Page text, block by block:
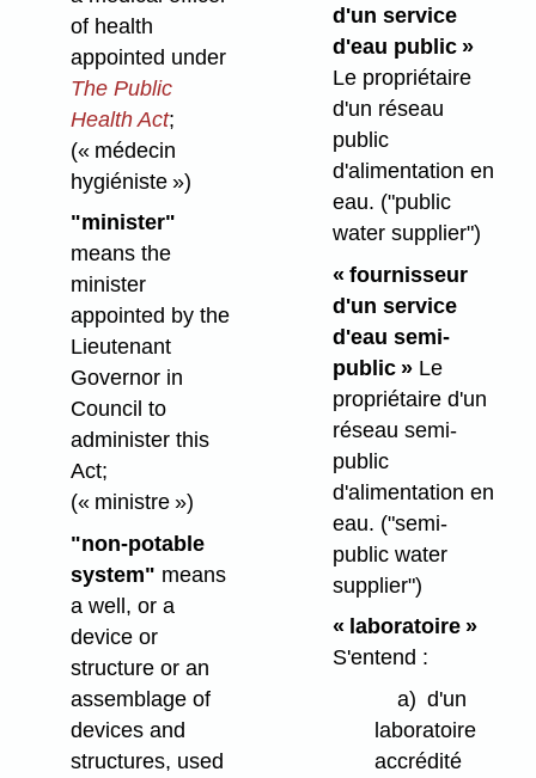
of health
appointed under
The Public
Health Act;
(« médecin
hygiéniste »)
"minister"
means the
minister
appointed by the
Lieutenant
Governor in
Council to
administer this
Act;
(« ministre »)
"non-potable
system" means
a well, or a
device or
structure or an
assemblage of
devices and
structures, used
d'un service
d'eau public »
Le propriétaire
d'un réseau
public
d'alimentation en
eau. ("public
water supplier")
« fournisseur
d'un service
d'eau semi-
public »Le
propriétaire d'un
réseau semi-
public
d'alimentation en
eau. ("semi-
public water
supplier")
« laboratoire »
S'entend :
a) d'un
laboratoire
accrédité